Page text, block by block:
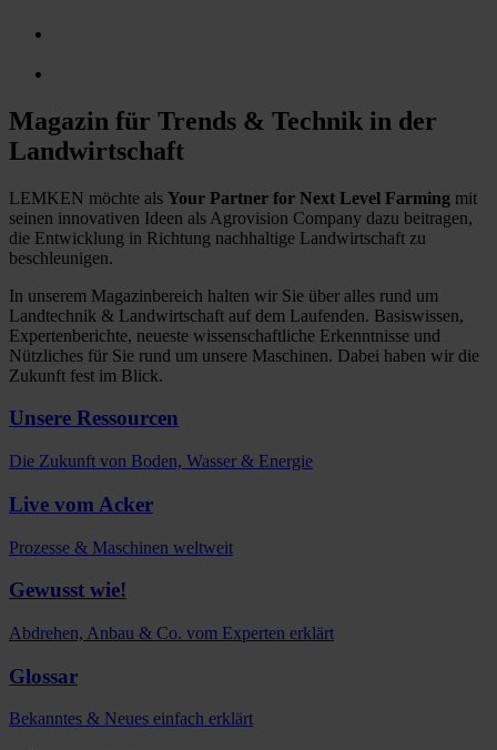
Magazin für Trends & Technik in der
Landwirtschaft
LEMKEN möchte als Your Partner for Next Level Farming mit
seinen innovativen Ideen als Agrovision Company dazu beitragen,
die Entwicklung in Richtung nachhaltige Landwirtschaft zu
beschleunigen.
In unserem Magazinbereich halten wir Sie über alles rund um
Landtechnik & Landwirtschaft auf dem Laufenden. Basiswissen,
Expertenberichte, neueste wissenschaftliche Erkenntnisse und
Nützliches für Sie rund um unsere Maschinen. Dabei haben wir die
Zukunft fest im Blick.
Unsere Ressourcen
Die Zukunft von Boden, Wasser & Energie
Live vom Acker
Prozesse & Maschinen weltweit
Gewusst wie!
Abdrehen, Anbau & Co. vom Experten erklärt
Glossar
Bekanntes & Neues einfach erklärt